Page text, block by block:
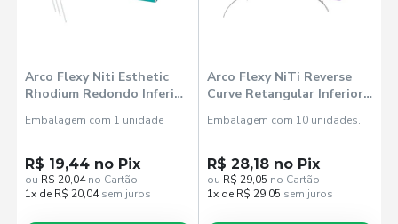
Arco Flexy Niti Esthetic
Rhodium Redondo Inferior
Embalagem com 1 unidade
R$ 19,44 no Pix
ou R$ 20,04no Cartão
1x de R$ 20,04sem juros
Arco Flexy NiTi Reverse
Curve Retangular Inferior
Orthometric
Embalagem com 10 unidades.
R$ 28,18 no Pix
ou R$ 29,05 no Cartão
1x de R$ 29,05 sem juros